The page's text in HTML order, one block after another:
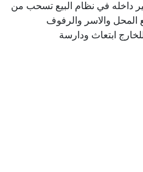
داخله في نظام البيع تسحب من
المحل والاسر والرفوف
ابتعاث ودارسة